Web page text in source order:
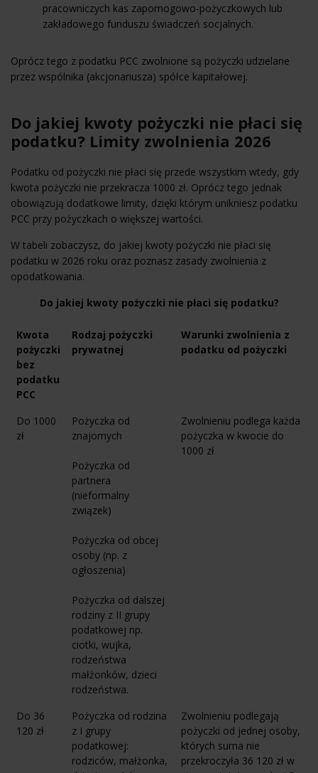
pracowniczych kas zapomogowo-pożyczkowych lub
zakładowego funduszu świadczeń socjalnych.
Oprócz tego z podatku PCC zwolnione są pożyczki udzielane
przez wspólnika (akcjonariusza) spółce kapitałowej.
Do jakiej kwoty pożyczki nie płaci się
podatku? Limity zwolnienia 2026
Podatku od pożyczki nie płaci się przede wszystkim wtedy, gdy
kwota pożyczki nie przekracza 1000 zł. Oprócz tego jednak
obowiązują dodatkowe limity, dzięki którym unikniesz podatku
PCC przy pożyczkach o większej wartości.
W tabeli zobaczysz, do jakiej kwoty pożyczki nie płaci się
podatku w 2026 roku oraz poznasz zasady zwolnienia z
opodatkowania.
Do jakiej kwoty pożyczki nie płaci się podatku?
Kwota
pożyczki
bez
podatku
PCC
Rodzaj pożyczki
prywatnej
Warunki zwolnienia z
podatku od pożyczki
Do 1000
zł
Pożyczka od
znajomych
Pożyczka od
partnera
(nieformalny
związek)
Pożyczka od obcej
osoby (np. z
ogłoszenia)
Pożyczka od dalszej
rodziny z II grupy
podatkowej np.
ciotki, wujka,
rodzeństwa
małżonków, dzieci
rodzeństwa.
Zwolnieniu podlega każda
pożyczka w kwocie do
1000 zł
Do 36
120 zł
Pożyczka od rodzina
z I grupy
podatkowej:
rodziców, małżonka,
Zwolnieniu podlegają
pożyczki od jednej osoby,
których suma nie
przekroczyła 36 120 zł w